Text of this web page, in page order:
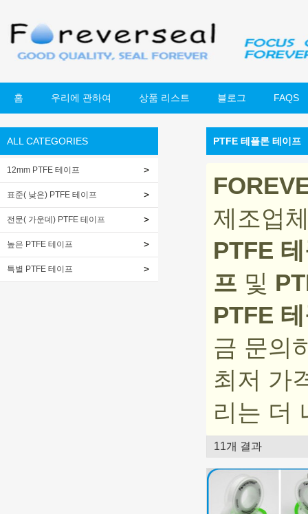
홈 우리에 관하여 상품 리스트 블로그 FAQS
ALL CATEGORIES
12mm PTFE 테이프
표준( 낮은) PTFE 테이프
전문( 가운데) PTFE 테이프
높은 PTFE 테이프
특별 PTFE 테이프
PTFE 테플론 테이프
제조업
PTFE
프 및
PTFE
금 문의
최저 가
리는 더
11개 결과